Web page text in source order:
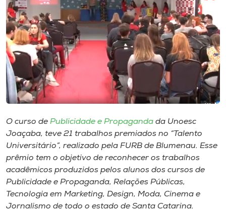
Editora
Rádio
Museu
Unoesc
Selecione
A+
O curso de Publicidade e Propaganda da Unoesc
Joaçaba, teve 21 trabalhos premiados no “Talento
Universitário”, realizado pela FURB de Blumenau. Esse
prêmio tem o objetivo de reconhecer os trabalhos
acadêmicos produzidos pelos alunos dos cursos de
Publicidade e Propaganda, Relações Públicas,
Tecnologia em Marketing, Design, Moda, Cinema e
Jornalismo de todo o estado de Santa Catarina.